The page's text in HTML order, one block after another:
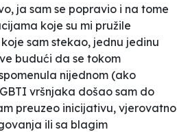
ja sam se popravio i na tome
koje su mi pružile
sam stekao, jednu jedinu
budući da se tokom
nijednom (ako
vršnjaka došao sam do
preuzeo inicijativu, vjerovatno
ili sa blagim